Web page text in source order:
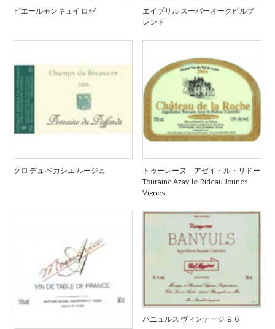
ピエールモンキュイ ロゼ
エイプリル スーパーオークビルブ
レンド
クロ デュ ベカシエ ルージュ
トゥーレーヌ アゼイ・ル・リドー
Touraine Azay-le-Rideau Jeunes
Vignes
バニュルス ヴィンテージ ９６